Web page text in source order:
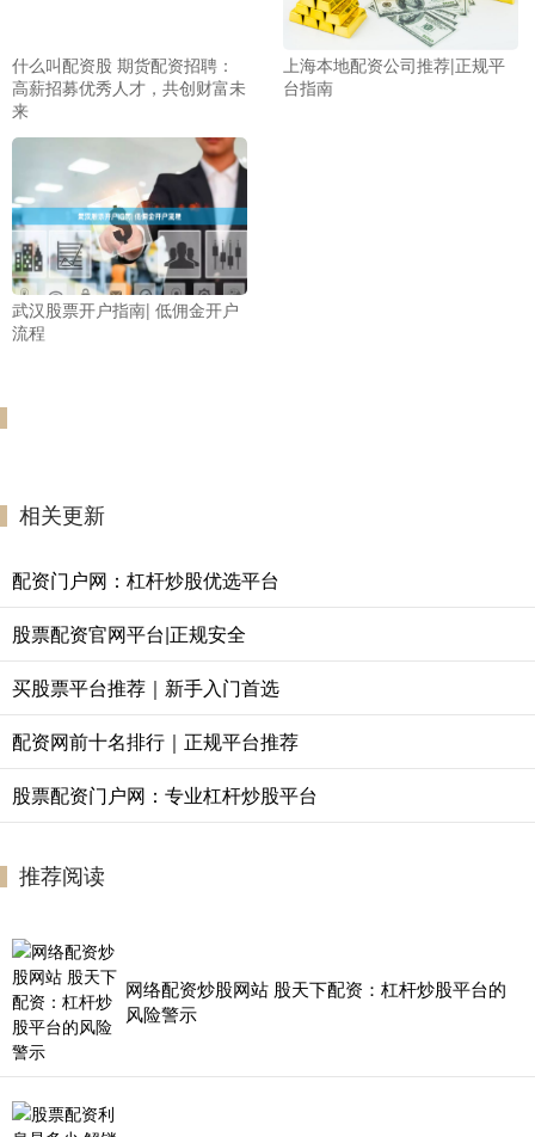
什么叫配资股 期货配资招聘：
高薪招募优秀人才，共创财富未
来
上海本地配资公司推荐|正规平
台指南
武汉股票开户指南| 低佣金开户
流程
相关更新
配资门户网：杠杆炒股优选平台
股票配资官网平台|正规安全
买股票平台推荐｜新手入门首选
配资网前十名排行｜正规平台推荐
股票配资门户网：专业杠杆炒股平台
推荐阅读
网络配资炒股网站 股天下配资：杠杆炒股平台的
风险警示